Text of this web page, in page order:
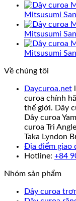
Mitsusumi
Mitsusumi
Mitsusumi
Về chúng tôi
Daycuroa.net
curoa chính
thế giới. Dây
Dây curoa
curoa Tri
Taka Lyndon
Địa điểm giao
Hotline: +84
Nhóm sản phẩm
Dây curoa